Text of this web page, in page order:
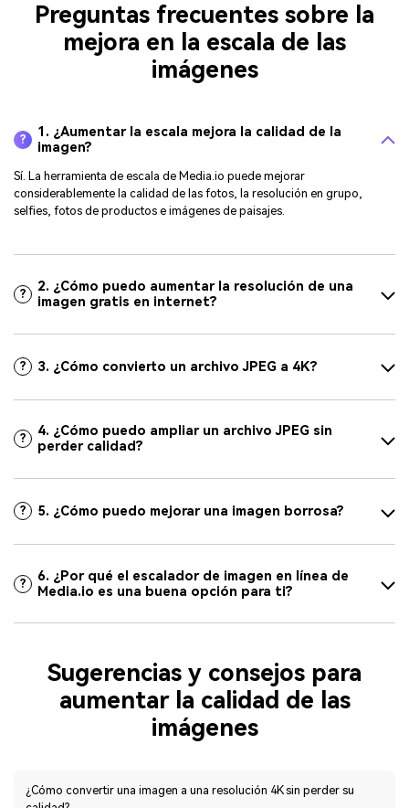
Preguntas frecuentes sobre la
mejora en la escala de las
imágenes
?
1. ¿Aumentar la escala mejora la calidad de la
imagen?
Sí. La herramienta de escala de Media.io puede mejorar
considerablemente la calidad de las fotos, la resolución en grupo,
selfies, fotos de productos e imágenes de paisajes.
?
2. ¿Cómo puedo aumentar la resolución de una
imagen gratis en internet?
? 3. ¿Cómo convierto un archivo JPEG a 4K?
?
4. ¿Cómo puedo ampliar un archivo JPEG sin
perder calidad?
? 5. ¿Cómo puedo mejorar una imagen borrosa?
?
6. ¿Por qué el escalador de imagen en línea de
Media.io es una buena opción para ti?
Sugerencias y consejos para
aumentar la calidad de las
imágenes
¿Cómo convertir una imagen a una resolución 4K sin perder su